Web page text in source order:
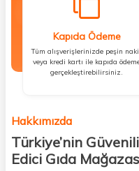
Kapıda Ödeme
Tüm alışverişlerinizde peşin
veya kredi kartı ile kapıda
gerçekleştirebilirsiniz.
Hakkımızda
Türkiye’nin
Edici Gıda